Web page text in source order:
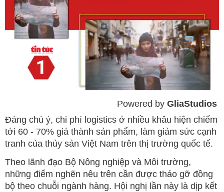
Powered by GliaStudios
Đáng chú ý, chi phí logistics ở nhiều khâu hiện chiếm
tới 60 - 70% giá thành sản phẩm, làm giảm sức cạnh
tranh của thủy sản Việt Nam trên thị trường quốc tế.
Theo lãnh đạo Bộ Nông nghiệp và Môi trường,
những điểm nghẽn nêu trên cần được tháo gỡ đồng
bộ theo chuỗi ngành hàng. Hội nghị lần này là dịp kết